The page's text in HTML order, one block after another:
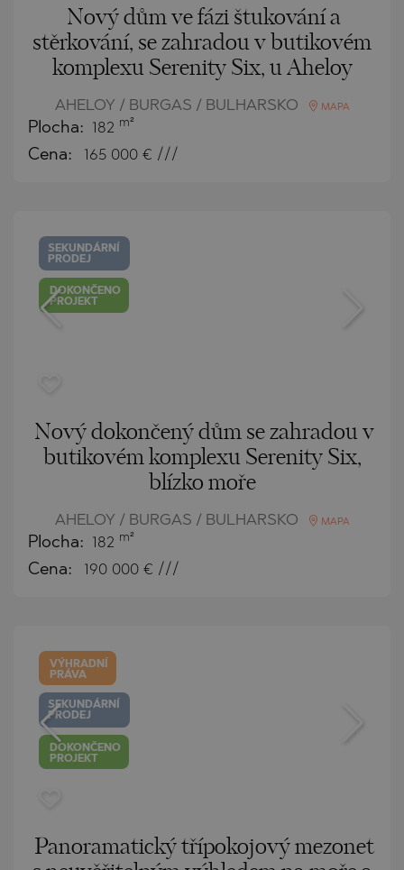
Nový dům ve fázi štukování a
stěrkování, se zahradou v butikovém
komplexu Serenity Six, u Aheloy
AHELOY / BURGAS / BULHARSKO MAPA
Plocha: 182 m²
Cena: 165 000 € ///
SEKUNDÁRNÍ
PRODEJ
DOKONČENO
PROJEKT
Nový dokončený dům se zahradou v
butikovém komplexu Serenity Six,
blízko moře
AHELOY / BURGAS / BULHARSKO MAPA
Plocha: 182 m²
Cena: 190 000 € ///
VÝHRADNÍ
PRÁVA
SEKUNDÁRNÍ
PRODEJ
DOKONČENO
PROJEKT
Panoramatický třípokojový mezonet